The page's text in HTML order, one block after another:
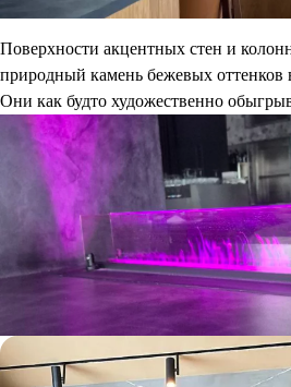
Поверхности акцентных стен и
природный камень бежевых оттенков
Они как будто художественно